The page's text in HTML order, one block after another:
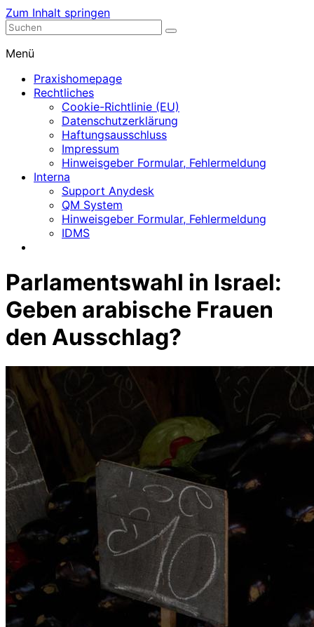
Zum Inhalt springen
Nephrologische Praxis mit Dialyse
Menü
Praxishomepage
Rechtliches
Cookie-Richtlinie (EU)
Datenschutzerklärung
Haftungsausschluss
Impressum
Hinweisgeber Formular, Fehlermeldung
Interna
Support Anydesk
QM System
Hinweisgeber Formular, Fehlermeldung
IDMS
Parlamentswahl in Israel:
Geben arabische Frauen
den Ausschlag?